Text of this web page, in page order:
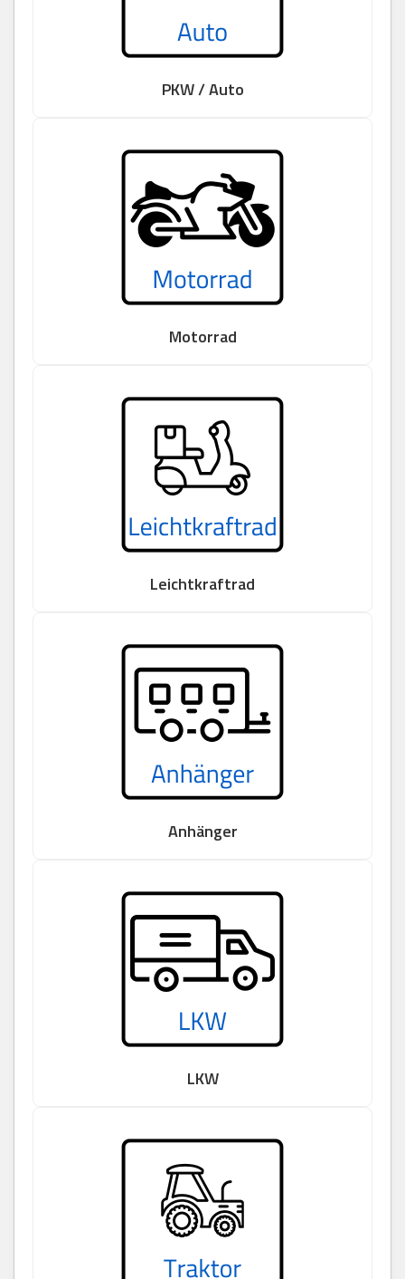
PKW / Auto
Motorrad
Leichtkraftrad
Anhänger
LKW